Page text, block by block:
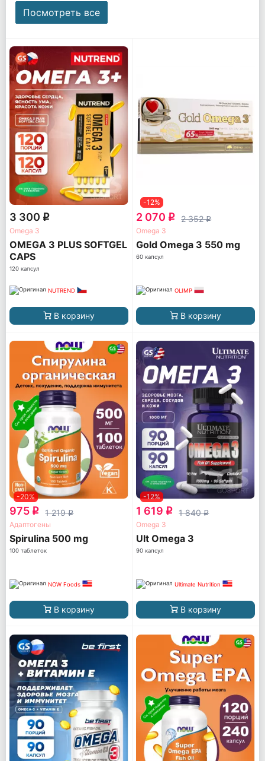
Посмотреть все
3 300 q
Omega 3
OMEGA 3 PLUS SOFTGEL
CAPS
120 капсул
NUTREND
В корзину
-12%
2 070 q 2 352q
Omega 3
Gold Omega 3 550 mg
60 капсул
OLIMP
В корзину
-20%
975 q 1 219q
Адаптогены
Spirulina 500 mg
100 таблеток
NOW Foods
В корзину
-12%
1 619 q 1 840q
Omega 3
Ult Omega 3
90 капсул
Ultimate Nutrition
В корзину